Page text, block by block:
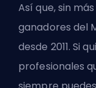
Así que, sin
ganadores del
desde 2011. Si
profesionales